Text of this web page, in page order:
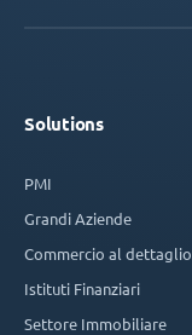
Solutions
PMI
Grandi Aziende
Commercio al dettaglio
Istituti Finanziari
Settore Immobiliare